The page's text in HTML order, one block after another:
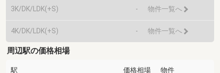
3K/DK/LDK(+S) - 物件一覧へ
4K/DK/LDK(+S) - 物件一覧へ
周辺駅の価格相場
駅 価格相場 物件